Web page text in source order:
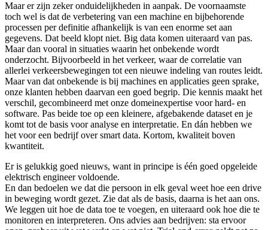
Maar er zijn zeker onduidelijkheden in aanpak. De voornaamste
toch wel is dat de verbetering van een machine en bijbehorende
processen per definitie afhankelijk is van een enorme set aan
gegevens. Dat beeld klopt niet. Big data komen uiteraard van pas.
Maar dan vooral in situaties waarin het onbekende wordt
onderzocht. Bijvoorbeeld in het verkeer, waar de correlatie van
allerlei verkeersbewegingen tot een nieuwe indeling van routes leidt.
Maar van dat onbekende is bij machines en applicaties geen sprake,
onze klanten hebben daarvan een goed begrip. Die kennis maakt het
verschil, gecombineerd met onze domeinexpertise voor hard- en
software. Pas beide toe op een kleinere, afgebakende dataset en je
komt tot de basis voor analyse en interpretatie. En dán hebben we
het voor een bedrijf over smart data. Kortom, kwaliteit boven
kwantiteit.
Er is gelukkig goed nieuws, want in principe is één goed opgeleide
elektrisch engineer voldoende.
En dan bedoelen we dat die persoon in elk geval weet hoe een drive
in beweging wordt gezet. Zie dat als de basis, daarna is het aan ons.
We leggen uit hoe de data toe te voegen, en uiteraard ook hoe die te
monitoren en interpreteren. Ons advies aan bedrijven: sta ervoor